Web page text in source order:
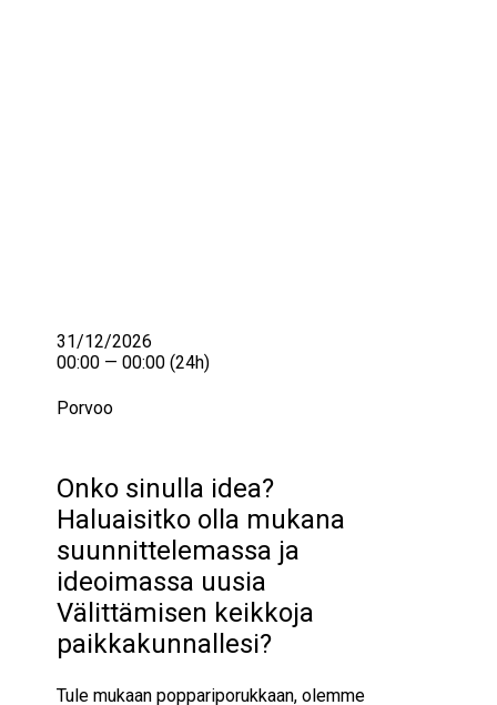
Onko sinulla idea?
Haluaisitko olla mukana
suunnittelemassa ja
ideoimassa uusia
Välittämisen keikkoja
paikkakunnallesi?
Tule mukaan poppariporukkaan, olemme
31/12/2026
00:00 — 00:00 (24h)
Porvoo